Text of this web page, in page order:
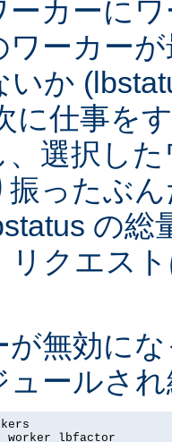
ーカーに
ワーカー
いか
に仕事を
、選択し
振ったぶ
の総
リクエス
が無効に
ュールさ
worker lbfactor